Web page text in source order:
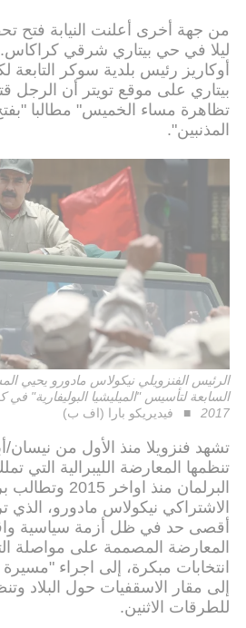
من جهة أخرى أعلنت النيابة
ليلا في حي بيتاري شرقي
أوكاريز رئيس بلدية سوكر
بيتاري على موقع تويتر أن الرجل
تظاهرة مساء الخميس" مطالبا
المذنبين".
الرئيس الفنزويلي نيكولاس مادورو يحيي
2017
فيديريكو بارا (اف ب)
تشهد فنزويلا منذ الأول من
تنظمها المعارضة الليبرالية التي
البرلمان منذ
الاشتراكي نيكولاس مادورو، الذي
أقصى حد في ظل أزمة سياسية
المعارضة المصممة على مواصلة
انتخابات مبكرة، إلى اجراء
إلى مقار الاسقفيات حول البلاد
للطرقات الاثنين.